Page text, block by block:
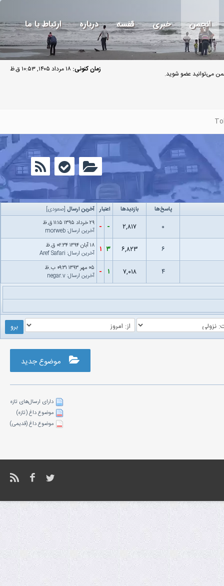
انجمن خبری قفسه درباره ارتباط با ما
زمان کنونی: ۱۸ مرداد ۱۴۰۵, ۱۰:۵۳ ق.ظ می‌توانید عضو شوید.
پاسخ‌ها بازدید‌ها اعتبار آخرین ارسال[ صعودی]
۰ ۲,۸۱۷ -
-
۲۹ خرداد ۱۳۹۵ ۱۱:۱۵ ق.ظ
آخرین ارسال:
morweb
۶ ۶,۸۲۳ ۳
۱۸ آبان ۱۳۹۴ ۰۲:۳۴ ق.ظ
آخرین ارسال:
Aref Safari
۴ ۷,۰۱۸ -
۰۵ مهر ۱۳۹۳ ۰۹:۳۱ ب.ظ
آخرین ارسال:
negar.v
موضوع جدید
دارای ارسال‌های تازه‌
موضوع داغ (تازه‌)
موضوع داغ (قدیمی)